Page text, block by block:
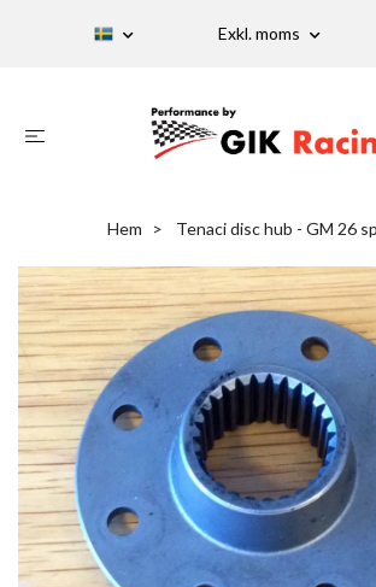
Exkl. moms
Hem Tenaci disc hub - GM 26